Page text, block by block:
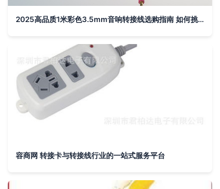
2025高品质1米彩色3.5mm音响转接线选购指南 如何挑选合适磨砂AUX线
容商网 转接卡与转接线行业的一站式服务平台